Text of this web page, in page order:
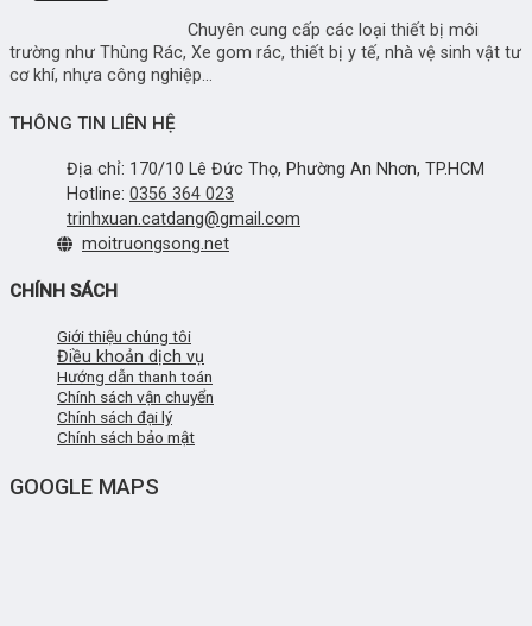
Chuyên cung cấp các loại thiết bị môi
trường như Thùng Rác, Xe gom rác, thiết bị y tế, nhà vệ sinh vật tư
cơ khí, nhựa công nghiệp...
THÔNG TIN LIÊN HỆ
Địa chỉ: 170/10 Lê Đức Thọ, Phường An Nhơn, TP.HCM
Hotline: 0356 364 023
trinhxuan.catdang@gmail.com
moitruongsong.net
CHÍNH SÁCH
Giới thiệu chúng tôi
Điều khoản dịch vụ
Hướng dẫn thanh toán
Chính sách vận chuyển
Chính sách đại lý
Chính sách bảo mật
GOOGLE MAPS